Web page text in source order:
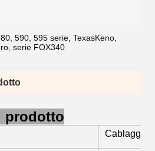
590, 595 serie, TexasKeno,
serie FOX340
prodotto
Cablaggio